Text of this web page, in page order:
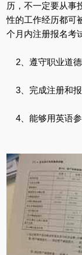
历，不一定要从事
性的工作经历都可
个月内注册报名考
2、遵守职业道
3、完成注册和
4、能够用英语